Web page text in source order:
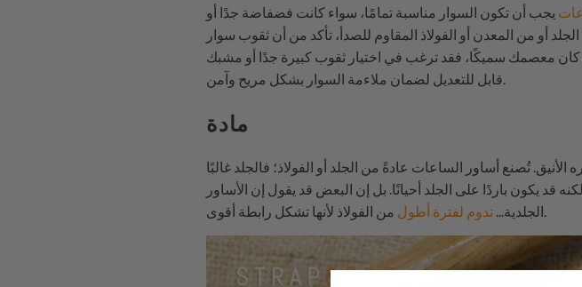
يجب أن تكون السوار مناسبة تمامًا، سواء كانت فضفاضة جدًا أو
أو من المعدن أو الفولاذ المقاوم للصدأ، تأكد من أن ثقوب سوار
معصمك سميكًا، فقد ترغب في اختيار ثقوب كبيرة جدًا أو مشبك
قابل للتعديل لضمان ملاءمة السوار بشكل مريح وآمن.
مادة
تُصنع أساور الساعات عادةً من الجلد أو الفولاذ؛ فالجلد غالبًا
قد يكون باردًا على الجلد أحيانًا. بل إن البعض قد يقول إن الأساور
الجلدية... تدوم لفترة أطول من الفولاذ لأنها تشكل رابطة أقوى.